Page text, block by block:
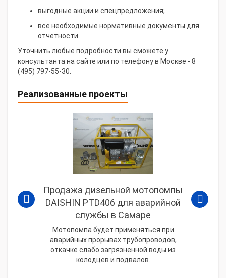
выгодные акции и спецпредложения;
все необходимые нормативные документы для
отчетности.
Уточнить любые подробности вы сможете у
консультанта на сайте или по телефону в Москве - 8
(495) 797-55-30.
Реализованные проекты
Продажа дизельной мотопомпы
DAISHIN PTD406 для аварийной
службы в Самаре
Мотопомпа будет применяться при
аварийных прорывах трубопроводов,
откачке слабо загрязненной воды из
колодцев и подвалов.